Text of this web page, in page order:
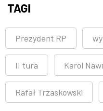
TAGI
Prezydent RP
II tura Karol
Rafał Trzaskowski